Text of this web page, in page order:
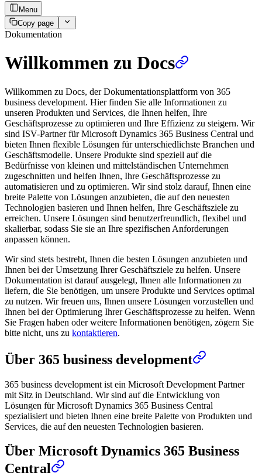
Menu
Copy page
Dokumentation
Willkommen zu Docs
Willkommen zu Docs, der Dokumentationsplattform von 365
business development. Hier finden Sie alle Informationen zu
unseren Produkten und Services, die Ihnen helfen, Ihre
Geschäftsprozesse zu optimieren und Ihre Effizienz zu steigern. Wir
sind ISV-Partner für Microsoft Dynamics 365 Business Central und
bieten Ihnen flexible Lösungen für unterschiedlichste Branchen und
Geschäftsmodelle. Unsere Produkte sind speziell auf die
Bedürfnisse von kleinen und mittelständischen Unternehmen
zugeschnitten und helfen Ihnen, Ihre Geschäftsprozesse zu
automatisieren und zu optimieren. Wir sind stolz darauf, Ihnen eine
breite Palette von Lösungen anzubieten, die auf den neuesten
Technologien basieren und Ihnen helfen, Ihre Geschäftsziele zu
erreichen. Unsere Lösungen sind benutzerfreundlich, flexibel und
skalierbar, sodass Sie sie an Ihre spezifischen Anforderungen
anpassen können.
Wir sind stets bestrebt, Ihnen die besten Lösungen anzubieten und
Ihnen bei der Umsetzung Ihrer Geschäftsziele zu helfen. Unsere
Dokumentation ist darauf ausgelegt, Ihnen alle Informationen zu
liefern, die Sie benötigen, um unsere Produkte und Services optimal
zu nutzen. Wir freuen uns, Ihnen unsere Lösungen vorzustellen und
Ihnen bei der Optimierung Ihrer Geschäftsprozesse zu helfen. Wenn
Sie Fragen haben oder weitere Informationen benötigen, zögern Sie
bitte nicht, uns zu kontaktieren.
Über 365 business development
365 business development ist ein Microsoft Development Partner
mit Sitz in Deutschland. Wir sind auf die Entwicklung von
Lösungen für Microsoft Dynamics 365 Business Central
spezialisiert und bieten Ihnen eine breite Palette von Produkten und
Services, die auf den neuesten Technologien basieren.
Über Microsoft Dynamics 365 Business
Central